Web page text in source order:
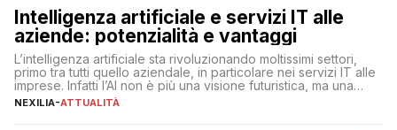
Intelligenza artificiale e servizi IT alle
aziende: potenzialità e vantaggi
L’intelligenza artificiale sta rivoluzionando moltissimi settori,
primo tra tutti quello aziendale, in particolare nei servizi IT alle
imprese. Infatti l’AI non è più una visione futuristica, ma una
realtà operativa che sta portando a un cambio significativo in
NEXILIA-ATTUALITÀ